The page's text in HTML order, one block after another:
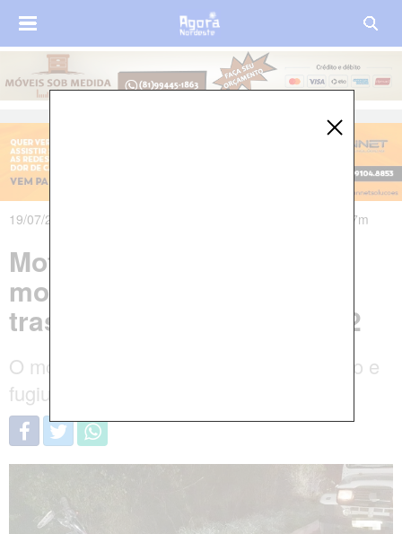
19/07/2021 às 19h42m - Atualizado em 19/07/2021 às 21h47m
Motociclista de 27 anos
morre após colidir em
traseira de carro na BR-232
O motorista do carro não prestou socorro e
fugiu antes da chegada da viatura.